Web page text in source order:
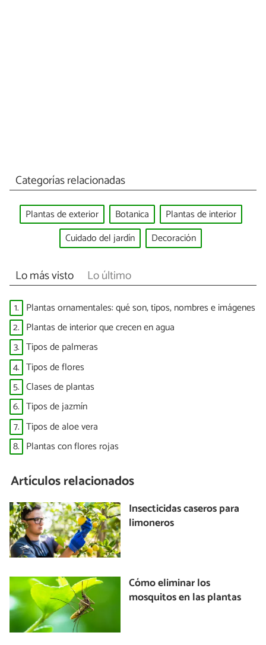
Categorías relacionadas
Plantas de exterior Botanica
Plantas de interior
Cuidado del jardín
Decoración
Lo más visto Lo último
1. Plantas ornamentales: qué son, tipos, nombres e imágenes
2. Plantas de interior que crecen en agua
3. Tipos de palmeras
4. Tipos de flores
5. Clases de plantas
6. Tipos de jazmín
7. Tipos de aloe vera
8. Plantas con flores rojas
Artículos relacionados
Insecticidas caseros para
limoneros
Cómo eliminar los
mosquitos en las plantas